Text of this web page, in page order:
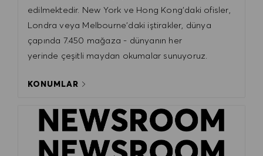
edilmektedir. New York ve Hong Kong'daki ofisler,
Londra veya Melbourne'daki iştirakler, dünya
çapında 7.450 mağaza - dünyanın her
yerinde çeşitli maydan okumalar sunuyoruz.
KONUMLAR